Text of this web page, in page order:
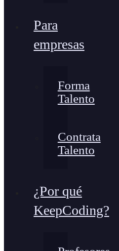
Para
empresas
Forma
Talento
Contrata
Talento
¿Por qué
KeepCoding?